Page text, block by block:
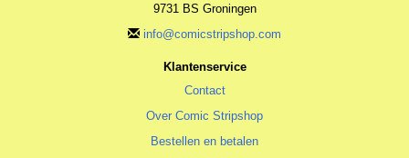
9731 BS Groningen
info@comicstripshop.com
Klantenservice
Contact
Over Comic Stripshop
Bestellen en betalen